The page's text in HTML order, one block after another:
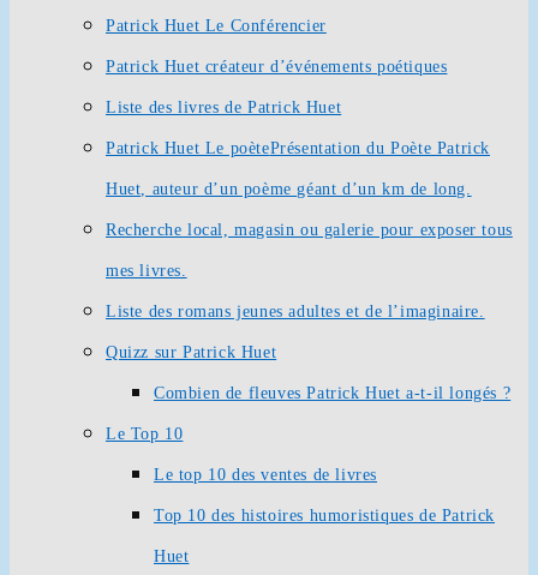
Patrick Huet Le Conférencier
Patrick Huet créateur d’événements poétiques
Liste des livres de Patrick Huet
Patrick Huet Le poètePrésentation du Poète Patrick
Huet, auteur d’un poème géant d’un km de long.
Recherche local, magasin ou galerie pour exposer tous
mes livres.
Liste des romans jeunes adultes et de l’imaginaire.
Quizz sur Patrick Huet
Combien de fleuves Patrick Huet a-t-il longés ?
Le Top 10
Le top 10 des ventes de livres
Top 10 des histoires humoristiques de Patrick
Huet